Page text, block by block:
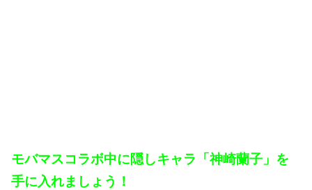
モバマスコラボ中に隠しキャラ「神崎蘭子」を
手に入れましょう！